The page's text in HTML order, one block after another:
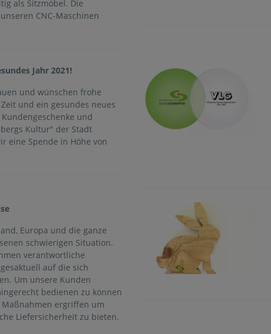
als Sitzmöbel. Die
CNC-Maschinen
Jahr 2021!
und wünschen frohe
und ein gesundes neues
und
Kultur" der Stadt
eine Spende in Höhe von
Europa und die ganze
schwierigen Situation.
verantwortliche
auf die sich
Um unsere Kunden
bedienen zu können
ergriffen um
Liefersicherheit zu bieten.